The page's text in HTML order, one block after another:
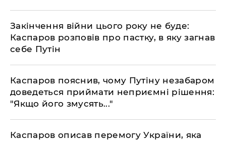
Закінчення війни цього року не буде:
Каспаров розповів про пастку, в яку загнав
себе Путін
Каспаров пояснив, чому Путіну незабаром
доведеться приймати неприємні рішення:
"Якщо його змусять..."
Каспаров описав перемогу України, яка